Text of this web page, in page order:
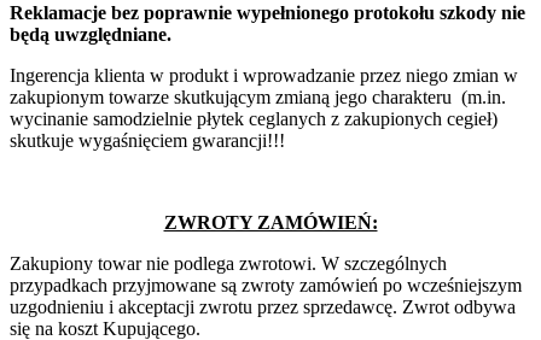
Reklamacje bez poprawnie wypełnionego protokołu szkody nie
będą uwzględniane.
Ingerencja klienta w produkt i wprowadzanie przez niego zmian w
zakupionym towarze skutkującym zmianą jego charakteru (m.in.
wycinanie samodzielnie płytek ceglanych z zakupionych cegieł)
skutkuje wygaśnięciem gwarancji!!!
ZWROTY ZAMÓWIEŃ:
Zakupiony towar nie podlega zwrotowi. W szczególnych
przypadkach przyjmowane są zwroty zamówień po wcześniejszym
uzgodnieniu i akceptacji zwrotu przez sprzedawcę. Zwrot odbywa
się na koszt Kupującego.